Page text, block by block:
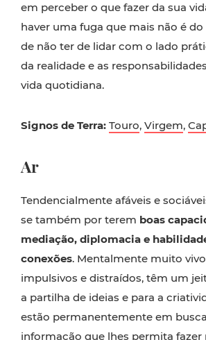
em perceber o que fazer da sua
haver uma fuga que mais não é
de não ter de lidar com o lado
da realidade e as
vida quotidiana.
Signos de Terra: Touro, Virgem,
Ar
Tendencialmente afáveis e
se também por terem boas
mediação, diplomacia e
conexões. Mentalmente muito
impulsivos e distraídos, têm um
a partilha de ideias e para a
estão permanentemente em
informação que lhes permita fazer